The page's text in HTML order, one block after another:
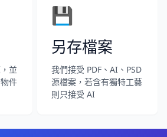
並
件
💾
另存檔案
我們接受 PDF、AI、PSD
源檔案，若含有獨特工藝
則只接受 AI